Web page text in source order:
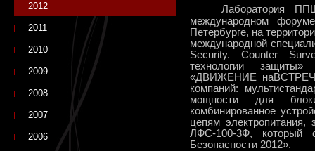
Лаборатория
международном
Петербурге, на
международной
Security. Counter
технологии
«ДВИЖЕНИЕ
компаний:
мощности для
комбинированное
цепям
ЛФС-100-3Ф, который
Безопасности 2012».
2012
2011
2010
2009
2008
2007
2006